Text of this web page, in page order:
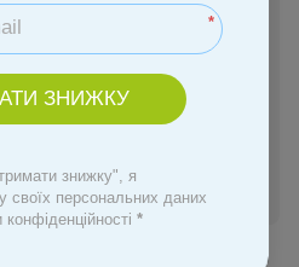
швидко
персональної знижки
*
ЗНИЖКУ
знижку", я
своїх персональних даних
*